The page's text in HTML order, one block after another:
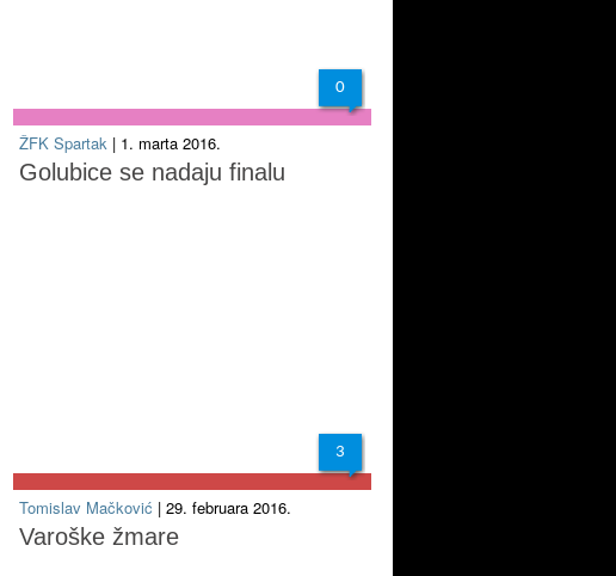
0
ŽFK Spartak | 1. marta 2016.
Golubice se nadaju finalu
3
Tomislav Mačković | 29. februara 2016.
Varoške žmare